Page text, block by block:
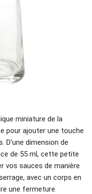
miniature de la
pour ajouter une touche
D'une dimension de
de 55 ml, cette petite
vos sauces de manière
avec un corps en
une fermeture